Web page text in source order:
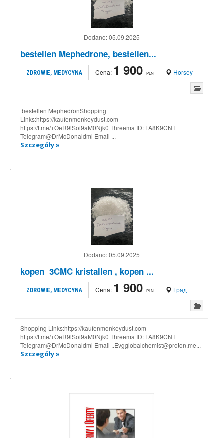
Dodano:05.09.2025
bestellen Mephedrone, bestellen...
ZDROWIE, MEDYCYNA Cena: 1 900 PLN Horsey
bestellen MephedronShopping
Links:https://kaufenmonkeydust.com
https://t.me/+OeR9lSoi9aM0Njk0 Threema ID: FA8K9CNT
Telegram@DrMcDonaldml Email ...
Szczegóły »
Dodano:05.09.2025
kopen 3CMC kristallen , kopen ...
ZDROWIE, MEDYCYNA Cena: 1 900 PLN Град
Shopping Links:https://kaufenmonkeydust.com
https://t.me/+OeR9lSoi9aM0Njk0 Threema ID: FA8K9CNT
Telegram@DrMcDonaldml Email ..Evgglobalchemist@proton.me...
Szczegóły »